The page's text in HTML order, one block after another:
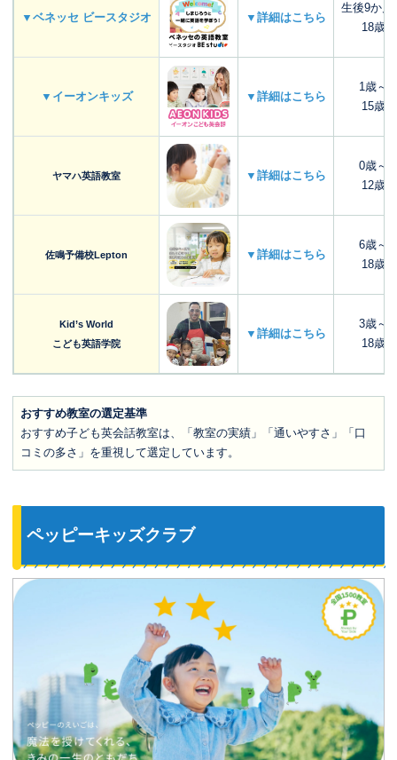
▼ベネッセ ビースタジオ ▼詳細はこちら
生後9か月
18歳
▼イーオンキッズ ▼詳細はこちら
1歳～
15歳
ヤマハ英語教室 ▼詳細はこちら
0歳～
12歳
佐鳴予備校Lepton ▼詳細はこちら
6歳～
18歳
Kid’s World
こども英語学院
▼詳細はこちら
3歳～
18歳
おすすめ教室の選定基準
おすすめ子ども英会話教室は、「教室の実績」「通いやすさ」「口
コミの多さ」を重視して選定しています。
ペッピーキッズクラブ